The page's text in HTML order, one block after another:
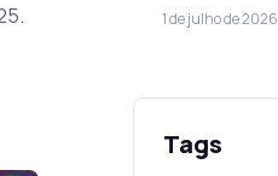
1 de julho de 2026
Tags